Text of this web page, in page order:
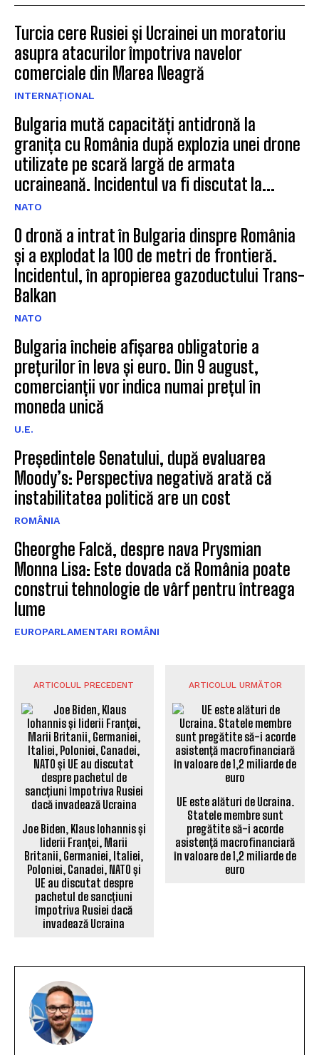
Turcia cere Rusiei și Ucrainei un moratoriu
asupra atacurilor împotriva navelor
comerciale din Marea Neagră
INTERNAȚIONAL
Bulgaria mută capacități antidronă la
granița cu România după explozia unei drone
utilizate pe scară largă de armata
ucraineană. Incidentul va fi discutat la...
NATO
O dronă a intrat în Bulgaria dinspre România
și a explodat la 100 de metri de frontieră.
Incidentul, în apropierea gazoductului Trans-
Balkan
NATO
Bulgaria încheie afișarea obligatorie a
prețurilor în leva și euro. Din 9 august,
comercianții vor indica numai prețul în
moneda unică
U.E.
Președintele Senatului, după evaluarea
Moody’s: Perspectiva negativă arată că
instabilitatea politică are un cost
ROMÂNIA
Gheorghe Falcă, despre nava Prysmian
Monna Lisa: Este dovada că România poate
construi tehnologie de vârf pentru întreaga
lume
EUROPARLAMENTARI ROMÂNI
ARTICOLUL PRECEDENT
Joe Biden, Klaus Iohannis și
liderii Franței, Marii
Britanii, Germaniei, Italiei,
Poloniei, Canadei, NATO și
UE au discutat despre
pachetul de sancțiuni
împotriva Rusiei dacă
invadează Ucraina
ARTICOLUL URMĂTOR
UE este alături de Ucraina.
Statele membre sunt
pregătite să-i acorde
asistență macrofinanciară
în valoare de 1,2 miliarde de
euro